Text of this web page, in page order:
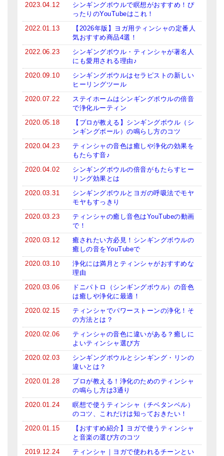
2023.04.12
シンギングボウルで瞑想がおすすめ！ぴ
ったりのYouTubeはこれ！
2022.01.13
【2026年版】ヨガ用ティンシャの定番人
気おすすめ商品4選！
2022.06.23
シンギングボウル・ティンシャが著名人
にも愛用される理由♪
2020.09.10
シンギングボウルはセラピストの新しい
ヒーリングツール
2020.07.22
ステイホームはシンギングボウルの倍音
で浄化ルーティン
2020.05.18
【プロが教える】シンギングボウル（シ
ンギングボール）の鳴らし方のコツ
2020.04.23
ティンシャの音色は癒しや浄化の効果を
もたらす音♪
2020.04.02
シンギングボウルの倍音がもたらすヒー
リング効果とは
2020.03.31
シンギングボウルとヨガの呼吸法でモヤ
モヤもすっきり
2020.03.23
ティンシャの癒し音色はYouTubeの動画
で！
2020.03.12
癒されたい方必見！シンギングボウルの
癒しの音をYouTubeで
2020.03.10
浄化には満月とティンシャがおすすめな
理由
2020.03.06
ドニパトロ（シンギングボウル）の音色
は癒しや浄化に最適！
2020.02.15
ティンシャでパワーストーンの浄化！そ
の方法とは？
2020.02.06
ティンシャの音色に違いがある？癒しに
よいティンシャ選び方
2020.02.03
シンギングボウルとシンギング・リンの
違いとは？
2020.01.28
プロが教える！浄化のためのティンシャ
の鳴らし方は3通り
2020.01.24
瞑想で使うティンシャ（チベタンベル）
のコツ、これだけは知っておきたい！
2020.01.15
【おすすめ紹介】ヨガで使うティンシャ
と音楽の選び方のコツ
2019.12.24
ティンシャ｜ヨガで使われるチーンとい